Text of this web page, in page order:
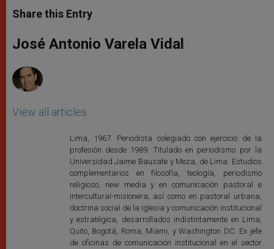
t
s
p
p
s
e
g
e
e
b
o
k
r
Share this Entry
José Antonio Varela Vidal
View all articles
Lima, 1967. Periodista colegiado con ejercicio de la
profesión desde 1989. Titulado en periodismo por la
Universidad Jaime Bausate y Meza, de Lima. Estudios
complementarios en filosofía, teología, periodismo
religioso, new media y en comunicación pastoral e
intercultural-misionera; así como en pastoral urbana,
doctrina social de la Iglesia y comunicación institucional
y estratégica, desarrollados indistintamente en Lima,
Quito, Bogotá, Roma, Miami, y Washington DC. Ex jefe
de oficinas de comunicación institucional en el sector